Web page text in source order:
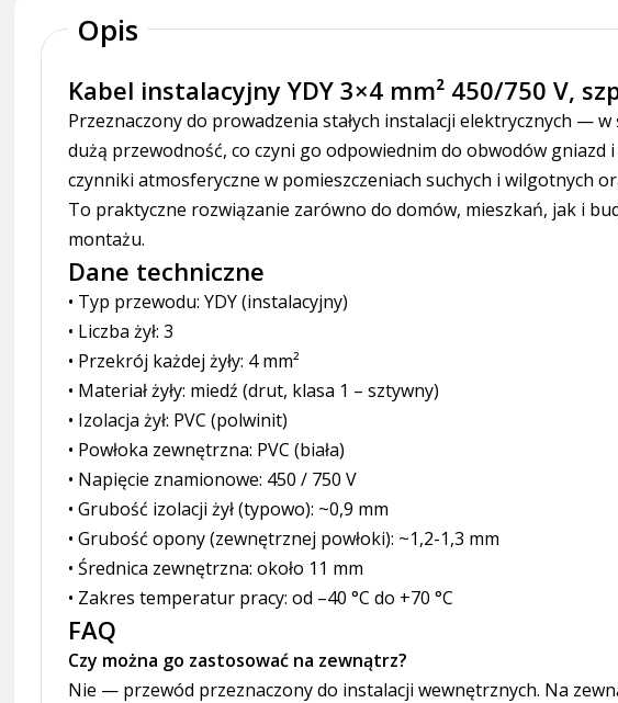
Opis
Kabel instalacyjny YDY 3×4 mm² 450/750 V,
Przeznaczony do prowadzenia stałych instalacji elektrycznych —
dużą przewodność, co czyni go odpowiednim do obwodów gniazd
czynniki atmosferyczne w pomieszczeniach suchych i wilgotnych
To praktyczne rozwiązanie zarówno do domów, mieszkań, jak i
montażu.
Dane techniczne
• Typ przewodu: YDY (instalacyjny)
• Liczba żył: 3
• Przekrój każdej żyły: 4 mm²
• Materiał żyły: miedź (drut, klasa 1 – sztywny)
• Izolacja żył: PVC (polwinit)
• Powłoka zewnętrzna: PVC (biała)
• Napięcie znamionowe: 450 / 750 V
• Grubość izolacji żył (typowo): ~0,9 mm
• Grubość opony (zewnętrznej powłoki): ~1,2-1,3 mm
• Średnica zewnętrzna: około 11 mm
• Zakres temperatur pracy: od –40 °C do +70 °C
FAQ
Czy można go zastosować na zewnątrz?
Nie — przewód przeznaczony do instalacji wewnętrznych. Na